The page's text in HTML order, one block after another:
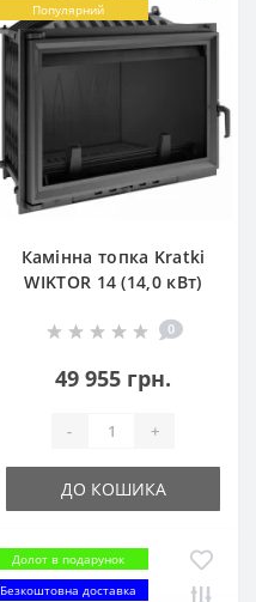
Популярний
Камінна топка Kratki
WIKTOR 14 (14,0 кВт)
0
49 955 грн.
- +
ДО КОШИКА
Долот в подарунок
Безкоштовна доставка